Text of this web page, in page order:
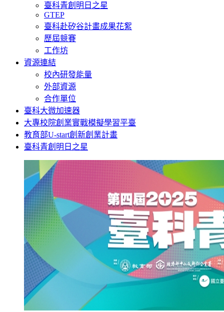
臺科青創明日之星
GTEP
臺科赴矽谷計畫成果花絮
歷屆競賽
工作坊
資源連結
校內研發能量
外部資源
合作單位
臺科大微加速器
大專校院創業實戰模擬學習平臺
教育部U-start創新創業計畫
臺科青創明日之星